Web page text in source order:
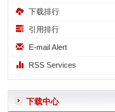
下载排行
引用排行
E-mail Alert
RSS Services
下载中心